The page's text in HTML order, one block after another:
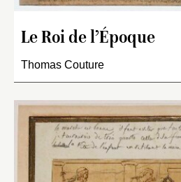
Le Roi de l’Époque
Thomas Couture